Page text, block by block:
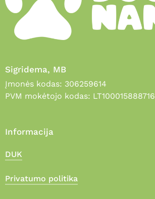
Sigridema, MB
Įmonės kodas: 306259614
PVM mokėtojo kodas: LT100015888716
Informacija
DUK
Privatumo politika